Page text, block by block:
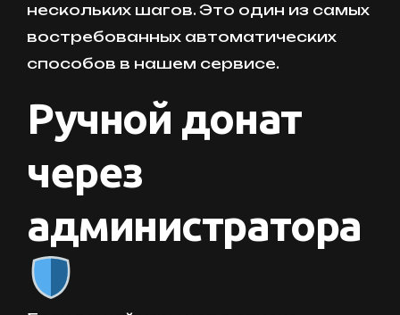
нескольких шагов. Это один из самых
востребованных автоматических
способов в нашем сервисе.
Ручной донат
через
администратора